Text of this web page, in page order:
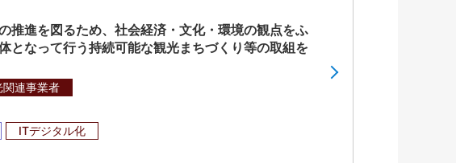
進を図るため、社会経済・文化・環境の観点をふ
となって行う持続可能な観光まちづくり等の取組を
関連事業者
ITデジタル化